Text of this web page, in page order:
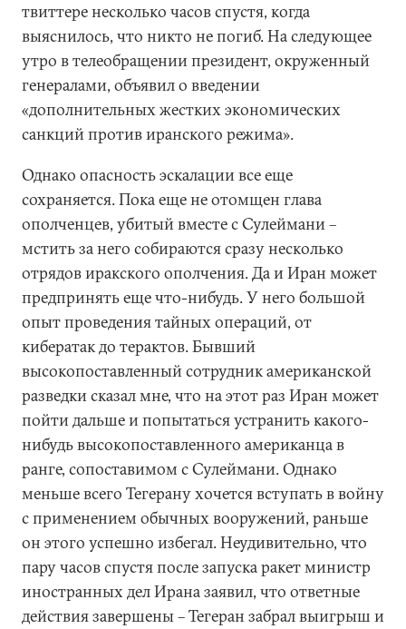
твиттере несколько часов спустя, когда
выяснилось, что никто не погиб. На следующее
утро в телеобращении президент, окруженный
генералами, объявил о введении
«дополнительных жестких экономических
санкций против иранского режима».
Однако опасность эскалации все еще
сохраняется. Пока еще не отомщен глава
ополченцев, убитый вместе с Сулеймани –
мстить за него собираются сразу несколько
отрядов иракского ополчения. Да и Иран может
предпринять еще что-нибудь. У него большой
опыт проведения тайных операций, от
кибератак до терактов. Бывший
высокопоставленный сотрудник американской
разведки сказал мне, что на этот раз Иран может
пойти дальше и попытаться устранить какого-
нибудь высокопоставленного американца в
ранге, сопоставимом с Сулеймани. Однако
меньше всего Тегерану хочется вступать в войну
с применением обычных вооружений, раньше
он этого успешно избегал. Неудивительно, что
пару часов спустя после запуска ракет министр
иностранных дел Ирана заявил, что ответные
действия завершены – Тегеран забрал выигрыш и